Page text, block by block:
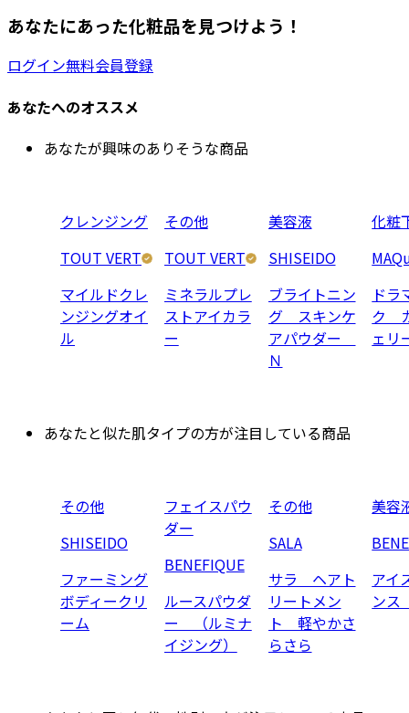
あなたにあった化粧品を見つけよう！
ログイン無料会員登録
あなたへのオススメ
あなたが興味のありそうな商品
クレンジング
TOUT VERT
マイルドクレ
ンジングオイ
ル
その他
TOUT VERT
ミネラルプレ
ストアイカラ
ー
美容液
SHISEIDO
ブライトニン
グ スキンケ
アパウダー
Ｎ
化粧
ドラ
ク
ェ
あなたと似た肌タイプの方が注目している商品
その他
SHISEIDO
ファーミング
ボディークリ
ーム
フェイスパウ
ダー
BENEFIQUE
ルースパウダ
ー （ルミナ
イジング）
その他
SALA
サラ ヘアト
リートメン
ト 軽やかさ
らさら
美容
アイ
ン